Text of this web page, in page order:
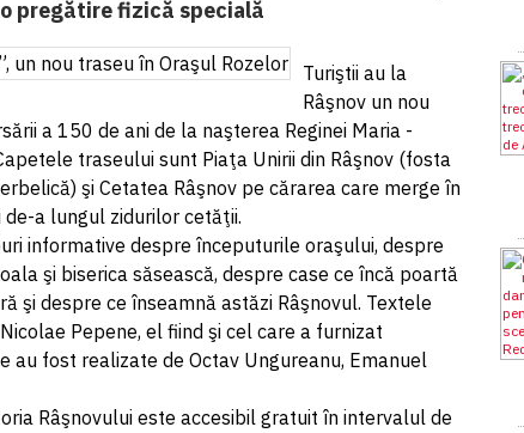
1 NOK= 0.4191 RON
1 PLN= 1.1646 RON
1 RSD= 0.0425 RON
1 SEK= 0.4526 RON
= 0.1141 RON
1 UAH= 0.1048 RON
1 XDR= 5.9383 RON
1 ZAR
= 0.2318 RON
pregătire fizică specială
Turiştii au la
Râşnov un nou
a 150 de ani de la naşterea Reginei Maria -
traseului sunt Piaţa Unirii din Râşnov (fosta
şi Cetatea Râşnov pe cărarea care merge în
a lungul zidurilor cetăţii.
informative despre începuturile oraşului, despre
şi biserica săsească, despre case ce încă poartă
şi despre ce înseamnă astăzi Râşnovul. Textele
Pepene, el fiind şi cel care a furnizat
au fost realizate de Octav Ungureanu, Emanuel
Râşnovului este accesibil gratuit în intervalul de